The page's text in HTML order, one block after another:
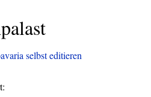
selbst editieren